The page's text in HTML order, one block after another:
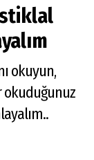
okuyun,
okuduğunuz